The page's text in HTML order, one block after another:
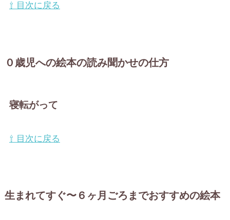
⇧ 目次に戻る
０歳児への絵本の読み聞かせの仕方
寝転がって
⇧ 目次に戻る
生まれてすぐ〜６ヶ月ごろまでおすすめの絵本